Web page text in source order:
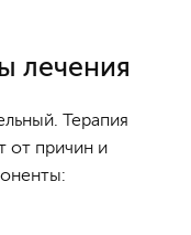
лечения
Терапия
от причин и